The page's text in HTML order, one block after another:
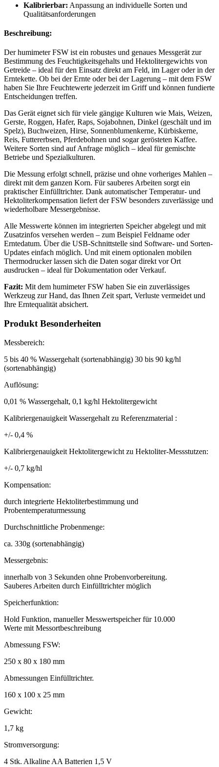
Kalibrierbar: Anpassung an individuelle Sorten und
Qualitätsanforderungen
Beschreibung:
Der humimeter FSW ist ein robustes und genaues Messgerät zur
Bestimmung des Feuchtigkeitsgehalts und Hektolitergewichts von
Getreide – ideal für den Einsatz direkt am Feld, im Lager oder in der
Erntekette. Ob bei der Ernte oder bei der Lagerung – mit dem FSW
haben Sie Ihre Feuchtewerte jederzeit im Griff und können fundierte
Entscheidungen treffen.
Das Gerät eignet sich für viele gängige Kulturen wie Mais, Weizen,
Gerste, Roggen, Hafer, Raps, Sojabohnen, Dinkel (geschält und im
Spelz), Buchweizen, Hirse, Sonnenblumenkerne, Kürbiskerne,
Reis, Futtererbsen, Pferdebohnen und sogar gerösteten Kaffee.
Weitere Sorten sind auf Anfrage möglich – ideal für gemischte
Betriebe und Spezialkulturen.
Die Messung erfolgt schnell, präzise und ohne vorheriges Mahlen –
direkt mit dem ganzen Korn. Für sauberes Arbeiten sorgt ein
praktischer Einfülltrichter. Dank automatischer Temperatur- und
Hektoliterkompensation liefert der FSW besonders zuverlässige und
wiederholbare Messergebnisse.
Alle Messwerte können im integrierten Speicher abgelegt und mit
Zusatzinfos versehen werden – zum Beispiel Feldname oder
Erntedatum. Über die USB-Schnittstelle sind Software- und Sorten-
Updates einfach möglich. Und mit einem optionalen mobilen
Thermodrucker lassen sich die Daten sogar direkt vor Ort
ausdrucken – ideal für Dokumentation oder Verkauf.
Fazit: Mit dem humimeter FSW haben Sie ein zuverlässiges
Werkzeug zur Hand, das Ihnen Zeit spart, Verluste vermeidet und
Ihre Erntequalität absichert.
Produkt Besonderheiten
Messbereich:
5 bis 40 % Wassergehalt (sortenabhängig) 30 bis 90 kg/hl
(sortenabhängig)
Auflösung:
0,01 % Wassergehalt, 0,1 kg/hl Hektolitergewicht
Kalibriergenauigkeit Wassergehalt zu Referenzmaterial :
+/- 0,4 %
Kalibriergenauigkeit Hektolitergewicht zu Hektoliter-Messstutzen:
+/- 0,7 kg/hl
Kompensation:
durch integrierte Hektoliterbestimmung und
Probentemperaturmessung
Durchschnittliche Probenmenge:
ca. 330g (sortenabhängig)
Messergebnis:
innerhalb von 3 Sekunden ohne Probenvorbereitung.
Sauberes Arbeiten durch Einfülltrichter möglich
Speicherfunktion:
Hold Funktion, manueller Messwertspeicher für 10.000
Werte mit Messortbeschreibung
Abmessung FSW:
250 x 80 x 180 mm
Abmessungen Einfülltrichter.
160 x 100 x 25 mm
Gewicht:
1,7 kg
Stromversorgung:
4 Stk. Alkaline AA Batterien 1,5 V